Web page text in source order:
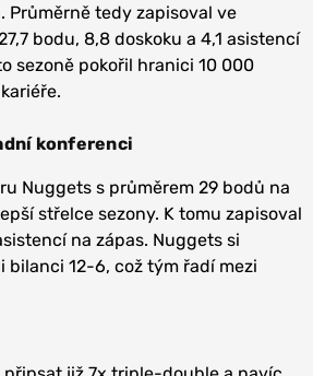
Průměrně tedy zapisoval ve
bodu, 8,8 doskoku a 4,1 asistencí
sezoně pokořil hranici 10 000
konferenci
Nuggets s průměrem 29 bodů na
střelce sezony. K tomu zapisoval
na zápas. Nuggets si
bilanci 12-6, což tým řadí mezi